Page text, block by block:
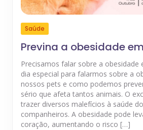
Saúde
Previna a obesidade
Precisamos falar sobre a obesidade
dia especial para falarmos sobre a
nossos pets e como podemos
sério que afeta tantos animais. O
trazer diversos malefícios à saúde
companheiros. A obesidade pode
coração, aumentando o risco […]